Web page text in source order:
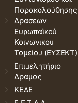
Παρακολούθησης
Δράσεων
Ευρωπαϊκού
Κοινωνικού
Ταμείου (ΕΥΣΕΚΤ)
Επιμελητήριο
Δράμας
ΚΕΔΕ